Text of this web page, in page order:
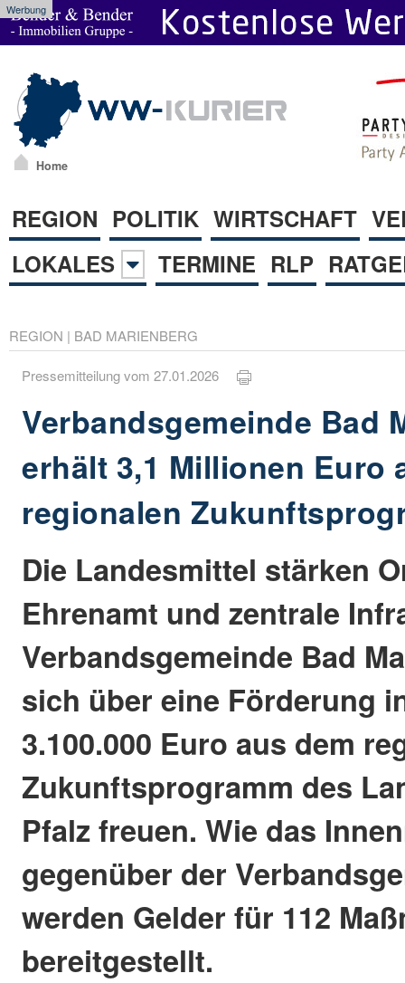
Werbung
Home
REGION POLITIK WIRTSCHAFT
LOKALES
TERMINE RLP
REGION | BAD MARIENBERG
Pressemitteilung vom 27.01.2026
Verbandsgemeinde Bad
erhält 3,1 Millionen Euro
regionalen
Die Landesmittel stärken
Ehrenamt und zentrale
Verbandsgemeinde Bad
sich über eine Förderung
3.100.000 Euro aus dem
Zukunftsprogramm des
Pfalz freuen. Wie das
gegenüber der
werden Gelder für 112
bereitgestellt.